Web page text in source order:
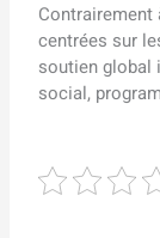
centrées sur
soutien global
social,